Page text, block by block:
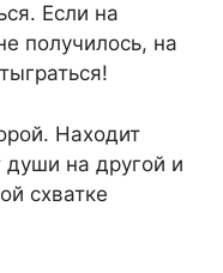
Если на
получилось, на
Находит
на другой и
схватке